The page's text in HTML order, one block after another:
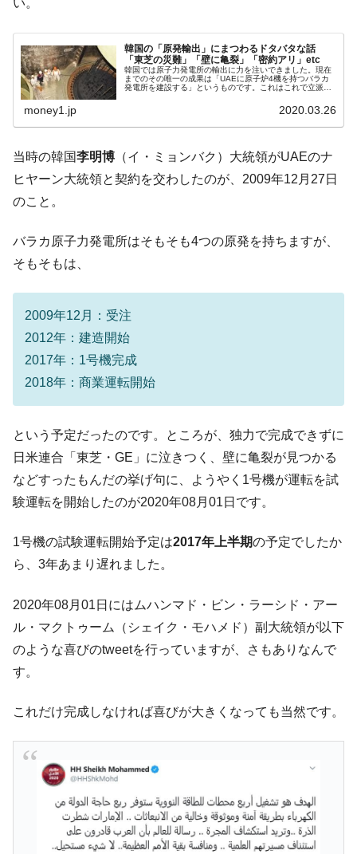
断
『Money1』
韓国･警察職員が「丸刈りになって抗議活
動」
『Money1』
中国だけが鉄鋼輸出を異常増加させる ⇒ 中
『Money1』
韓国製造業「半導体絶好調」のウラで他業
種は全般的「不調」⇒ PSIが示す現況は決して良くない。
『Money1』
ン』1人当たり賠償10万ウォンを認定 ⇒ 総額3兆7,000億
『Money1』 韓国で猛暑。南東部では干ばつ
『Money1』
『Money1』
【対日本円】ウォン安が急進！ 日米の協調
に韓国がいっちょがみしたのでは。
『Money1』
韓国政府『BYD』車への補助金を全廃 ⇒ 実
は韓国で『BYD』車は売れている。6カ月で対前年同期比
1.9倍！
く空港に詰めかけ「出て行け！」「極右勢力」のプラカー
ドを掲げる「在韓反米勢力」
『Money1』
韓国政府「2035年までに18.4GW規模のAIデ
ほぼ終わった」
『Money1』
韓国『国民年金公団』株価暴落で200兆蒸
『Money1』
韓国政府「ニセＫ-ブランドを通報しようキ
ャンペーン」⇒ あの名物教授も登場！
『Money1』
韓国「橋が落ちました」⇒ 耐久性「なさす
ぎ」では。
営業利益80.2％も減少
『Money1』
米国下院「韓国の公務員個人をターゲット
にぶん殴る法案」提出！⇒ クーパン問題は合衆国企業に対
する差別。許してはおかぬ
『Money1』
韓国ボンクラ政策室長･金容範、株価暴落に
他人事のような発言。
『Money1』
韓国半導体『SKハイニックス』2026年2Qの
い。
韓国の「原発輸出」にまつわるドタバタな話
「東芝の災難」「壁に亀裂」「密約アリ」etc
韓国では原子力発電所の輸出に力を注いできました。現在
までのその唯一の成果は「UAEに原子炉4機を持つバラカ
発電所を建設する」というものです。これはこれで立派な
money1.jp 2020.03.26
当時の韓国李明博 （イ・ミョンバク）大統領がUAEのナ
ヒヤーン大統領と契約を交わしたのが、2009年12月27日
のこと。
バラカ原子力発電所はそもそも4つの原発を持ちますが、
そもそもは、
2009年12月：受注
2012年：建造開始
2017年：1号機完成
2018年：商業運転開始
という予定だったのです。ところが、独力で完成できずに
日米連合「東芝・GE」に泣きつく、壁に亀裂が見つかる
などすったもんだの挙げ句に、ようやく1号機が運転を試
験運転を開始したのが2020年08月01日です。
1号機の試験運転開始予定は2017年上半期の予定でしたか
ら、3年あまり遅れました。
2020年08月01日にはムハンマド・ビン・ラーシド・アー
ル・マクトゥーム（シェイク・モハメド）副大統領が以下
のような喜びのtweetを行っていますが、さもありなんで
す。
これだけ完成しなければ喜びが大きくなっても当然です。